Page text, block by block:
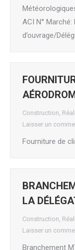
ACI N° Marché:
d’ouvrage/
Construction,
Laisser un
Fourniture de
LA
Construction,
Laisser un
Branchement